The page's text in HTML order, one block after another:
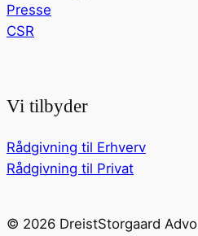
Presse
CSR
Vi tilbyder
Rådgivning til Erhverv
Rådgivning til Privat
© 2026 DreistStorgaard